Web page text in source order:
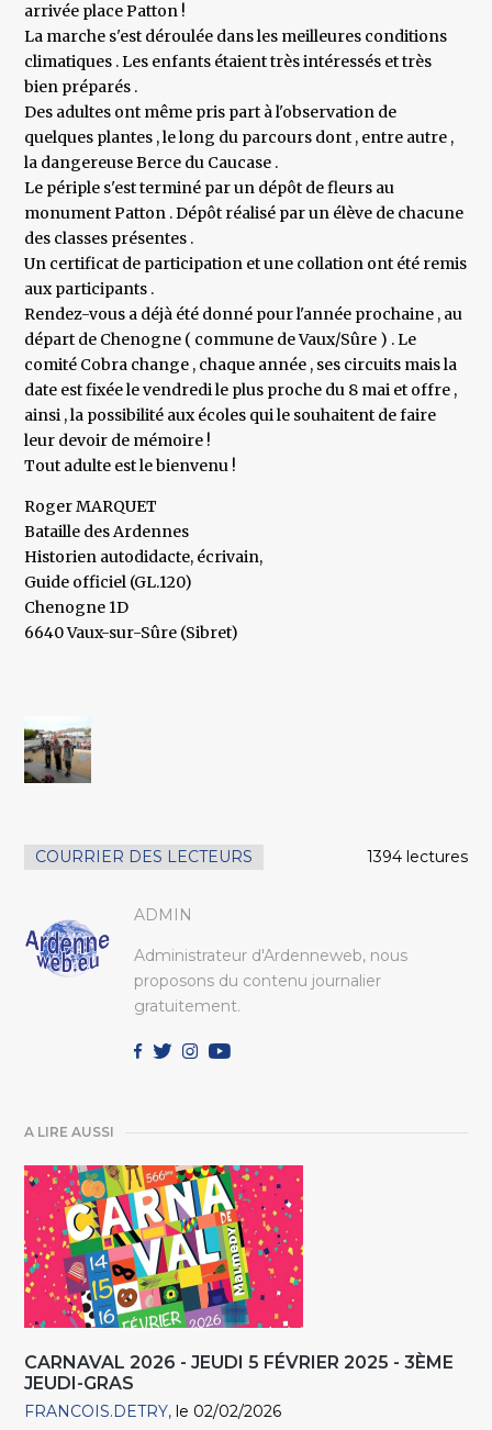
arrivée place Patton !
La marche s'est déroulée dans les meilleures conditions
climatiques . Les enfants étaient très intéressés et très
bien préparés .
Des adultes ont même pris part à l'observation de
quelques plantes , le long du parcours dont , entre autre ,
la dangereuse Berce du Caucase .
Le périple s'est terminé par un dépôt de fleurs au
monument Patton . Dépôt réalisé par un élève de chacune
des classes présentes .
Un certificat de participation et une collation ont été remis
aux participants .
Rendez-vous a déjà été donné pour l'année prochaine , au
départ de Chenogne ( commune de Vaux/Sûre ) . Le
comité Cobra change , chaque année , ses circuits mais la
date est fixée le vendredi le plus proche du 8 mai et offre ,
ainsi , la possibilité aux écoles qui le souhaitent de faire
leur devoir de mémoire !
Tout adulte est le bienvenu !
Roger MARQUET
Bataille des Ardennes
Historien autodidacte, écrivain,
Guide officiel (GL.120)
Chenogne 1D
6640 Vaux-sur-Sûre (Sibret)
COURRIER DES LECTEURS 1394 lectures
ADMIN
Administrateur d'Ardenneweb, nous
proposons du contenu journalier
gratuitement.
A LIRE AUSSI
CARNAVAL 2026 - JEUDI 5 FÉVRIER 2025 - 3ÈME
JEUDI-GRAS
FRANCOIS.DETRY le 02/02/2026